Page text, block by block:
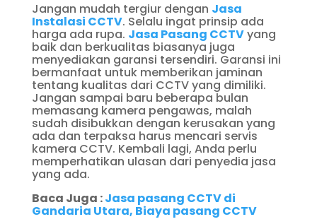
Jangan mudah tergiur dengan Jasa
Instalasi CCTV. Selalu ingat prinsip ada
harga ada rupa. Jasa Pasang CCTVyang
baik dan berkualitas biasanya juga
menyediakan garansi tersendiri. Garansi ini
bermanfaat untuk memberikan jaminan
tentang kualitas dari CCTV yang dimiliki.
Jangan sampai baru beberapa bulan
memasang kamera pengawas, malah
sudah disibukkan dengan kerusakan yang
ada dan terpaksa harus mencari servis
kamera CCTV. Kembali lagi, Anda perlu
memperhatikan ulasan dari penyedia jasa
yang ada.
Baca Juga :Jasa pasang CCTV di
Gandaria Utara, Biaya pasang CCTV